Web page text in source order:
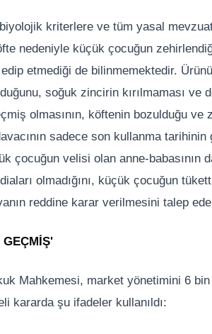
kriterlere ve tüm yasal
nedeniyle küçük çocuğun
etmediği de bilinmemektedir.
soğuk zincirin kırılmaması ve
olmasının, köftenin bozulduğu ve
sadece son kullanma tarihinin
çocuğun velisi olan anne-babasının
olmadığını, küçük çocuğun
reddine karar verilmesini talep
GEÇMİŞ'
Mahkemesi, market yönetimini 6
kararda şu ifadeler kullanıldı: